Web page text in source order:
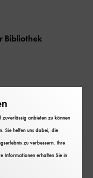
Bibliothek
mit Google
des Deutschen
unbedenklichen
Projektes 2017–
anbieten zu können
Sie helfen uns dabei, die
zu verbessern. Ihre
Informationen erhalten Sie in